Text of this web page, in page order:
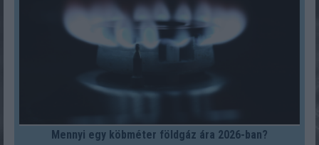
Mennyi egy köbméter földgáz ára 2026-ban?